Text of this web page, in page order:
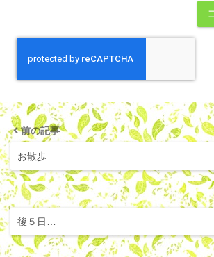
前の記事
お散歩
後５日…